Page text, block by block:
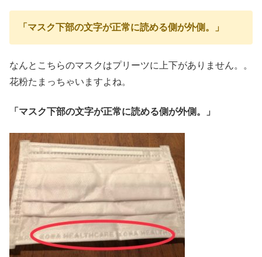
「マスク下部の文字が正常に読める側が外側。」
なんとこちらのマスクはプリーツに上下がありません。。
花粉たまっちゃいますよね。
「マスク下部の文字が正常に読める側が外側。」